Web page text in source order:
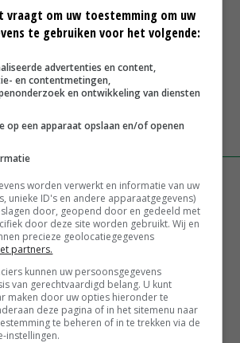
Koninkrijk goed voor 10 procent
2017
nog struikelblok voor handelsakkoord
2017
Nederlandse bloemen bij Engelse en
bloemist
vraagt om uw toestemming om uw
te gebruiken voor het volgende:
advertenties en content,
en contentmetingen,
en ontwikkeling van diensten
op een apparaat opslaan en/of openen
worden verwerkt en informatie van uw
unieke ID's en andere apparaatgegevens)
door, geopend door en gedeeld met
door deze site worden gebruikt. Wij en
precieze geolocatiegegevens
partners.
kunnen uw persoonsgegevens
van gerechtvaardigd belang. U kunt
maken door uw opties hieronder te
deze pagina of in het sitemenu naar
te beheren of in te trekken via de
instellingen.